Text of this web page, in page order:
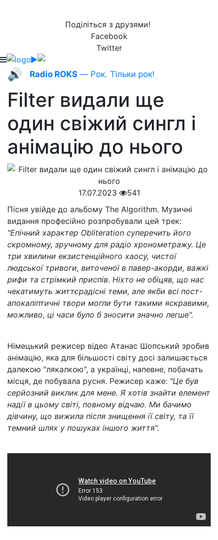
Поділіться з друзями!
Facebook
Twitter
🔊 Radio ROKS — Рок. Тільки рок!
Filter видали ще
один свіжий сингл і
анімацію до нього
17.07.2023
541
Пісня увійде до альбому The Algorithm. Музичні
видання професійно розпробували цей трек:
"Епічний характер Obliteration суперечить його
скромному, зручному для радіо хронометражу. Це
три хвилини екзистенційного хаосу, чистої
людської тривоги, виточеної в павер-акорди, важкі
рифи та стрімкий приспів. Ніхто не обіцяв, що нас
чекатимуть життєрадісні теми, але якби всі пост-
апокаліптичні твори могли бути такими яскравими,
можливо, ці часи було б зносити значно легше".
Німецький режисер відео Атанас Шопський зробив
анімацію, яка для більшості світу досі залишається
далекою "лякалкою", а українці, напевне, побачать
місця, де побувала русня. Режисер каже: "Це був
серйозний виклик для мене. Я хотів знайти елемент
надії в цьому світі, повному відчаю. Ми бачимо
дівчину, що вижила після знищення її світу, та її
темний шлях у пошуках іншого життя".